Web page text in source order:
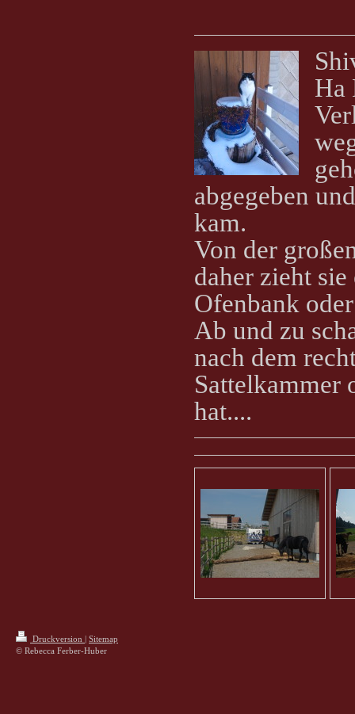
Ha
abgegeben
kam.
Von der
daher zieht
Ofenbank
Ab und zu
nach dem
Sattelkammer
hat....
Druckversion | Sitemap
© Rebecca Ferber-Huber